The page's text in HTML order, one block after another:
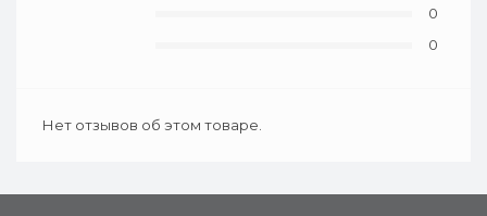
0
0
Нет отзывов об этом товаре.